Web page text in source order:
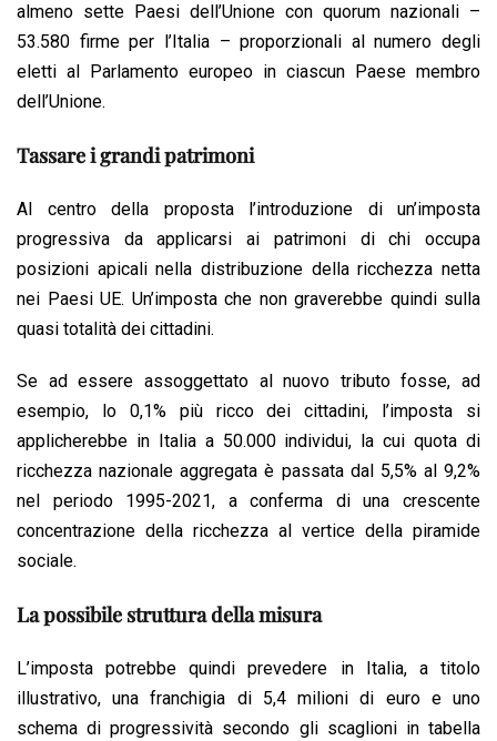
almeno sette Paesi dell’Unione con quorum nazionali –
53.580 firme per l’Italia – proporzionali al numero degli
eletti al Parlamento europeo in ciascun Paese membro
dell’Unione.
Tassare i grandi patrimoni
Al centro della proposta l’introduzione di un’imposta
progressiva da applicarsi ai patrimoni di chi occupa
posizioni apicali nella distribuzione della ricchezza netta
nei Paesi UE. Un’imposta che non graverebbe quindi sulla
quasi totalità dei cittadini.
Se ad essere assoggettato al nuovo tributo fosse, ad
esempio, lo 0,1% più ricco dei cittadini, l’imposta si
applicherebbe in Italia a 50.000 individui, la cui quota di
ricchezza nazionale aggregata è passata dal 5,5% al 9,2%
nel periodo 1995-2021, a conferma di una crescente
concentrazione della ricchezza al vertice della piramide
sociale.
La possibile struttura della misura
L’imposta potrebbe quindi prevedere in Italia, a titolo
illustrativo, una franchigia di 5,4 milioni di euro e uno
schema di progressività secondo gli scaglioni in tabella